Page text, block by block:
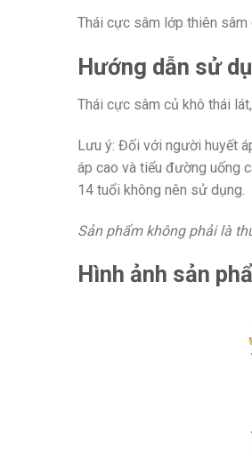
Thái cực sâm lớp thiên
Hướng dẫn sử
Thái cực sâm củ khô thái
Lưu ý: Đối với người huyết
áp cao và tiểu đường uống
14 tuổi không nên sử dụng.
Sản phẩm không phải là
Hình ảnh sản